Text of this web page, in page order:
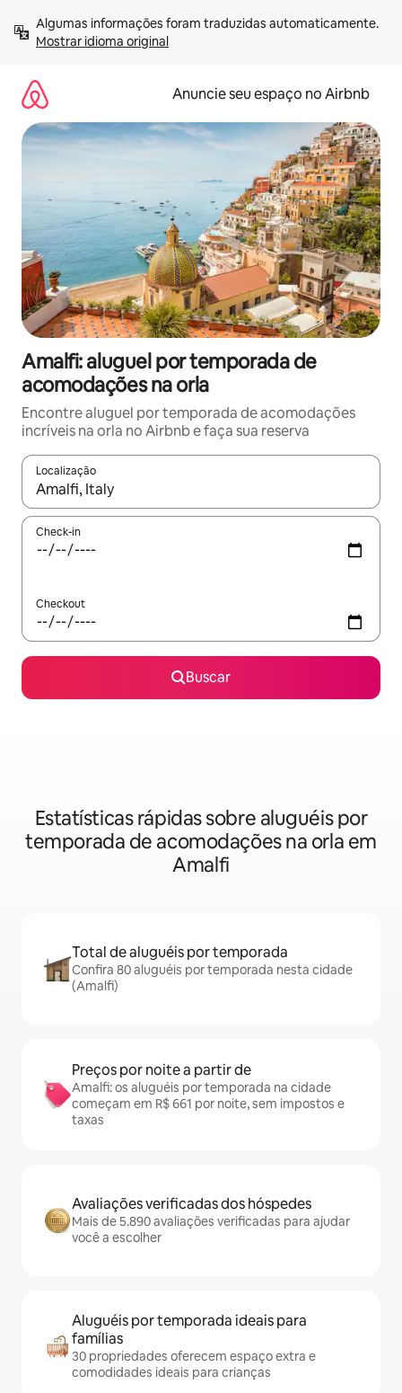
para
Mostrar idioma original
Anuncie seu espaço no Airbnb
Amalfi: aluguel por temporada de
acomodações na orla
Encontre aluguel por temporada de acomodações
incríveis na orla no Airbnb e faça sua reserva
Localização
Quando os resultados estiverem disponíveis, explore-os
Check-in
Checkout
Buscar
Estatísticas rápidas sobre aluguéis por
temporada de acomodações na orla em
Amalfi
Total de aluguéis por temporada
Confira 80 aluguéis por temporada nesta cidade
(Amalfi)
Preços por noite a partir de
Amalfi: os aluguéis por temporada na cidade
começam em R$ 661 por noite, sem impostos e
taxas
Avaliações verificadas dos hóspedes
Mais de 5.890 avaliações verificadas para ajudar
você a escolher
Aluguéis por temporada ideais para
famílias
30 propriedades oferecem espaço extra e
comodidades ideais para crianças